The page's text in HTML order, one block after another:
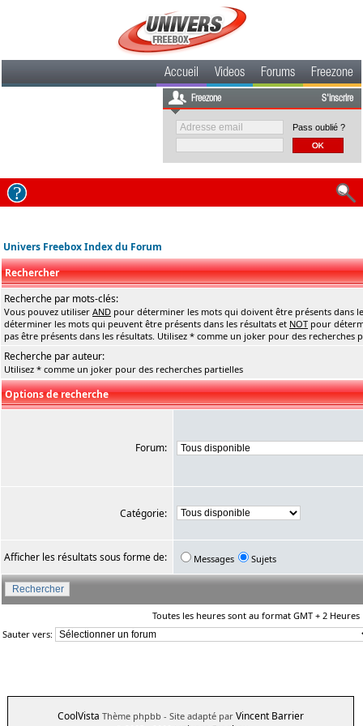
Accueil Videos Forums Freezone
Freezone S'inscrire
Pass oublié ?
Univers Freebox Index du Forum
Rechercher
Recherche par mots-clés:
Vous pouvez utiliser AND pour déterminer les mots qui doivent être présents dans
déterminer les mots qui peuvent être présents dans les résultats et NOT pour
pas être présents dans les résultats. Utilisez * comme un joker pour des recherches
Recherche par auteur:
Utilisez * comme un joker pour des recherches partielles
Options de recherche
Forum:
Catégorie:
Afficher les résultats sous forme de: Messages Sujets
Toutes les heures sont au format GMT + 2 Heures
Sauter vers:
CoolVista Thème phpbb - Site adapté par Vincent Barrier